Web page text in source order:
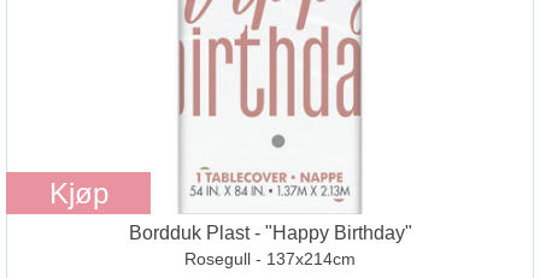
Kjøp
Bordduk Plast - "Happy Birthday"
Rosegull - 137x214cm